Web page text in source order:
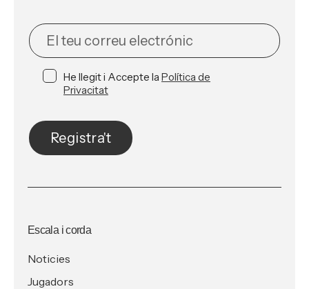
NEWSLETTER
He llegit i Accepte la Política de
Privacitat
Registra't
Escala i corda
Noticies
Jugadors